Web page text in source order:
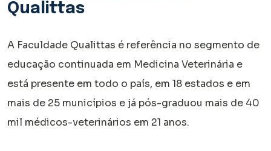
Qualittas
A Faculdade Qualittas é referência no segmento de
educação continuada em Medicina Veterinária e
está presente em todo o país, em 18 estados e em
mais de 25 municípios e já pós-graduou mais de 40
mil médicos-veterinários em 21 anos.